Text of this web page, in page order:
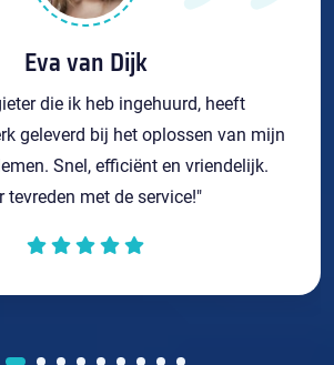
Eva van Dijk
die ik heb ingehuurd, heeft
geleverd bij het oplossen van mijn
Snel, efficiënt en vriendelijk.
tevreden met de service!"